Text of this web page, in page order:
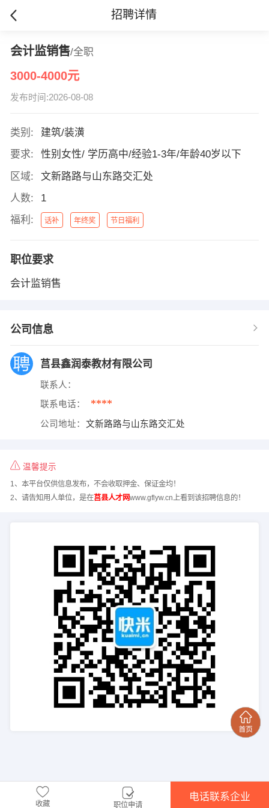
招聘详情
会计监销售/全职
3000-4000元
发布时间:2026-08-08
类别:
建筑/装潢
要求:
性别女性/ 学历高中/经验1-3年/年龄40岁以下
区域:
文新路路与山东路交汇处
人数:
1
福利:
话补 年终奖 节日福利
职位要求
会计监销售
公司信息
莒县鑫润泰教材有限公司
联系人：
联系电话： ****
公司地址： 文新路路与山东路交汇处
温馨提示
1、本平台仅供信息发布，不会收取押金、保证金均！
2、请告知用人单位，是在莒县人才网www.gflyw.cn上看到该招聘信息的！
收藏 职位申请
电话联系企业